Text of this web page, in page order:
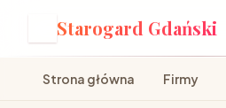
Starogard Gdański
Strona główna Firmy